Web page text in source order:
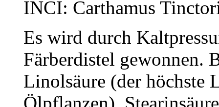
INCI: Carthamus
Es wird durch
Färberdistel gewonnen.
Linolsäure (der höchste
Ölpflanzen),